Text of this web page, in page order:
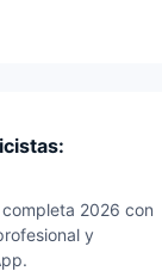
2026 con
y